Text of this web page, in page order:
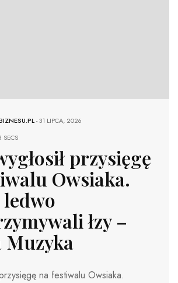
-31 LIPCA, 2026
SECS
przysięgę
Owsiaka.
łzy –
przysięgę na festiwalu Owsiaka.